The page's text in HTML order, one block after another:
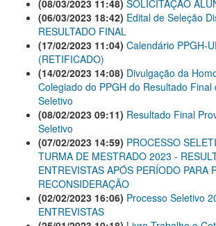
(08/03/2023 11:48) SOLICITAÇÃO
(06/03/2023 18:42) Edital de Seleção
RESULTADO FINAL
(17/02/2023 11:04) Calendário PPGH-
(RETIFICADO)
(14/02/2023 14:08) Divulgação da
Colegiado do PPGH do Resultado Final
Seletivo
(08/02/2023 09:11) Resultado Final
Seletivo
(07/02/2023 14:59) PROCESSO
TURMA DE MESTRADO 2023 -
ENTREVISTAS APÓS PERÍODO PARA
RECONSIDERAÇÃO
(02/02/2023 16:06) Processo Seletivo
ENTREVISTAS